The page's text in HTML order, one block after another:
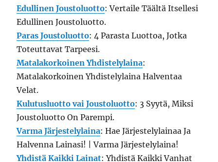
Edullinen Joustoluotto: Vertaile Täältä Itsellesi
Edullinen Joustoluotto.
Paras Joustoluotto: 4 Parasta Luottoa, Jotka
Toteuttavat Tarpeesi.
Matalakorkoinen Yhdistelylaina:
Matalakorkoinen Yhdistelylaina Halventaa
Velat.
Kulutusluotto vai Joustoluotto: 3 Syytä, Miksi
Joustoluotto On Parempi.
Varma Järjestelylaina: Hae Järjestelylainaa Ja
Halvenna Lainasi! | Varma Järjestelylaina!
Yhdistä Kaikki Lainat: Yhdistä Kaikki Vanhat